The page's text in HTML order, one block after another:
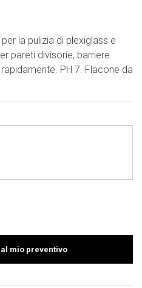
la pulizia di plexiglass e
pareti divisorie, barriere
PH 7. Flacone da
mio preventivo